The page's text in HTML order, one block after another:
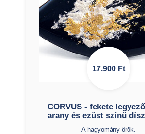
17.900 Ft
CORVUS - fekete
arany és ezüst színű
A hagyomány örök.